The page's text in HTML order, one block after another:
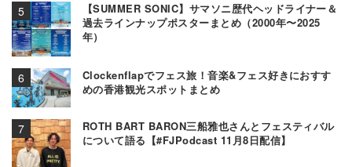
【SUMMER SONIC】サマソニ歴代ヘッドライナー＆
過去ラインナップポスターまとめ（2000年〜2025
年）
Clockenflapでフェス旅！音楽&フェス好きにおすす
めの香港観光スポットまとめ
ROTH BART BARON三船雅也さんとフェスティバル
について語る【#FJPodcast 11月8日配信】